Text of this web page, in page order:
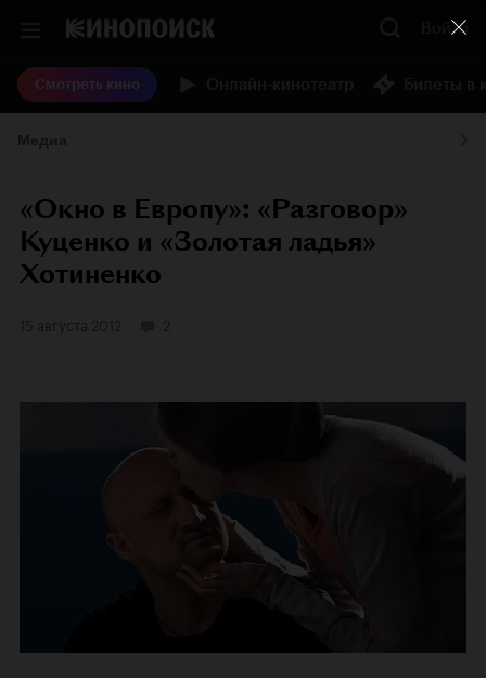
Войти
Смотреть кино
«Окно в Европу»: «Разговор»
Куценко и «Золотая ладья»
Хотиненко